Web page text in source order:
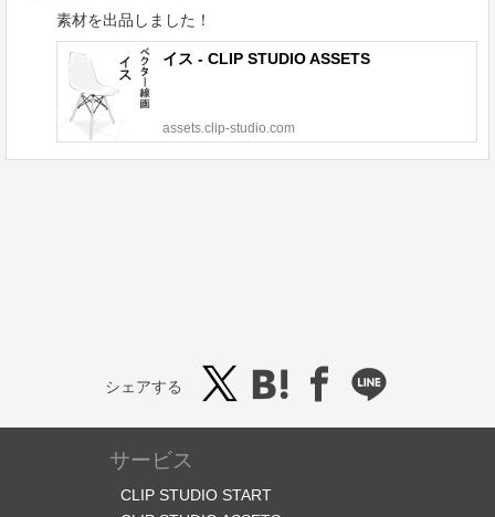
素材を出品しました！
イス - CLIP STUDIO ASSETS
assets.clip-studio.com
シェアする
サービス
CLIP STUDIO START